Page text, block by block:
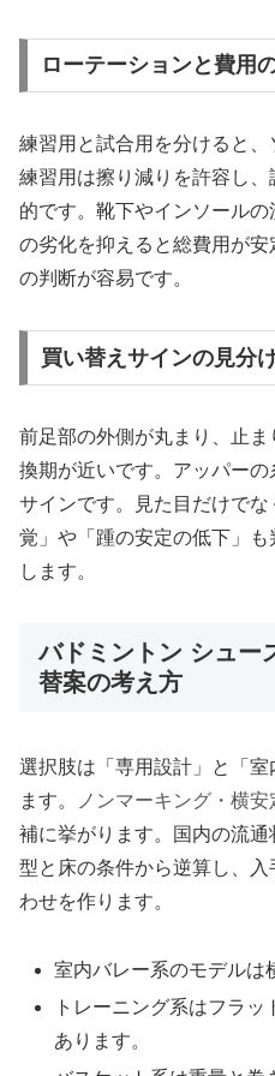
ローテーションと費用
練習用と試合用を分けると、
練習用は擦り減りを許容し
的です。靴下やインソール
の劣化を抑えると総費用が
の判断が容易です。
買い替えサインの見分
前足部の外側が丸まり、止
換期が近いです。アッパー
サインです。見た目だけで
覚」や「踵の安定の低下」
します。
バドミントン シュー
替案の考え方
選択肢は「専用設計」と「
ます。
ノンマーキング・横
補に挙がります。国内の流
型と床の条件から逆算し、
わせを作ります。
室内バレー系のモデルは
トレーニング系はフラ
あります。